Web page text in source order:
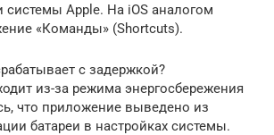
системы Apple. На iOS аналогом
«Команды» (Shortcuts).
с задержкой?
из-за режима энергосбережения
что приложение выведено из
батареи в настройках системы.